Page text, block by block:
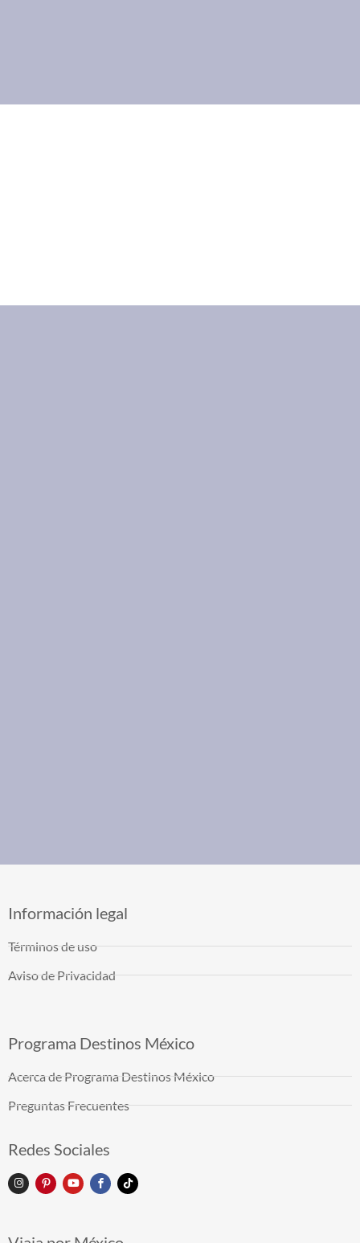
Información legal
Términos de uso
Aviso de Privacidad
Programa Destinos México
Acerca de Programa Destinos México
Preguntas Frecuentes
Redes Sociales